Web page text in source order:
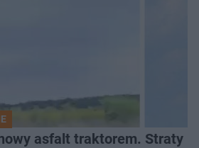
asfalt traktorem. Straty